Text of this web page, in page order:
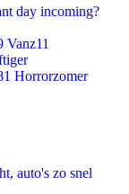
day incoming?
Vanz11
Horrorzomer
auto's zo snel